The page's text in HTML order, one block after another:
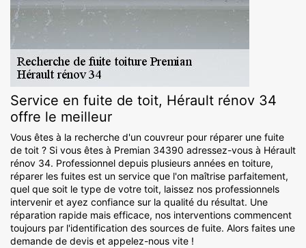
Service en fuite de toit, Hérault rénov 34
offre le meilleur
Vous êtes à la recherche d'un couvreur pour réparer une fuite
de toit ? Si vous êtes à Premian 34390 adressez-vous à Hérault
rénov 34. Professionnel depuis plusieurs années en toiture,
réparer les fuites est un service que l'on maîtrise parfaitement,
quel que soit le type de votre toit, laissez nos professionnels
intervenir et ayez confiance sur la qualité du résultat. Une
réparation rapide mais efficace, nos interventions commencent
toujours par l'identification des sources de fuite. Alors faites une
demande de devis et appelez-nous vite !